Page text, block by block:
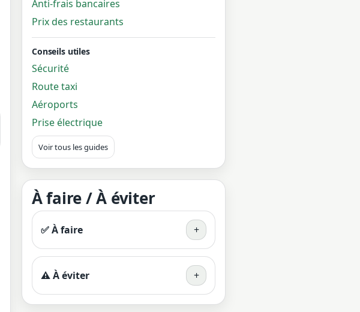
Anti-frais bancaires
Prix des restaurants
Conseils utiles
Sécurité
Route taxi
Aéroports
Prise électrique
Voir tous les guides
À faire / À éviter
✅ À faire +
⚠️ À éviter +